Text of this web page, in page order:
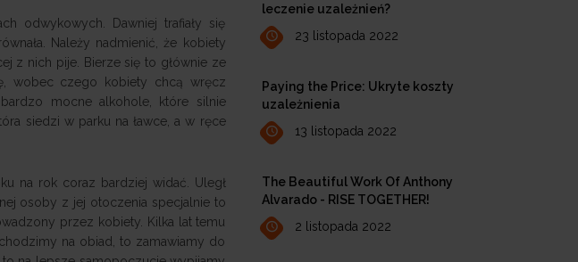
odwykowych. Dawniej trafiały się
Należy nadmienić, że kobiety
z nich pije. Bierze się to głównie ze
wobec czego kobiety chcą wręcz
mocne alkohole, które silnie
siedzi w parku na ławce, a w ręce
na rok coraz bardziej widać. Uległ
osoby z jej otoczenia specjalnie to
przez kobiety. Kilka lat temu
na obiad, to zamawiamy do
leczenie uzależnień?
23 listopada 2022
Paying the Price: Ukryte koszty
uzależnienia
13 listopada 2022
The Beautiful Work Of Anthony
Alvarado - RISE TOGETHER!
2 listopada 2022